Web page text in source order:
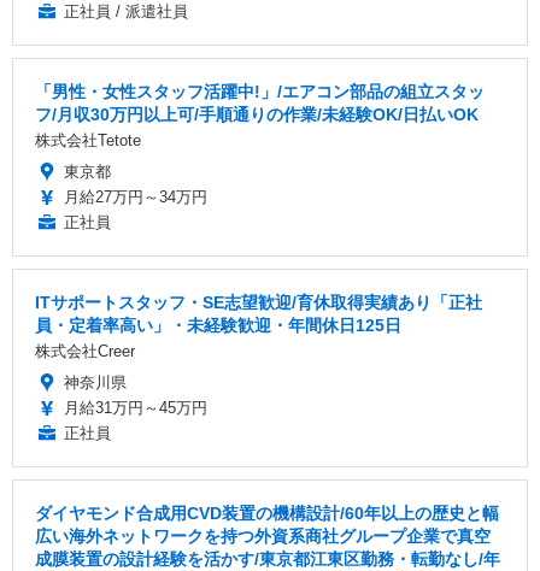
正社員 / 派遣社員
「男性・女性スタッフ活躍中!」/エアコン部品の組立スタッ
フ/月収30万円以上可/手順通りの作業/未経験OK/日払いOK
株式会社Tetote
東京都
月給27万円～34万円
正社員
ITサポートスタッフ・SE志望歓迎/育休取得実績あり「正社
員・定着率高い」・未経験歓迎・年間休日125日
株式会社Creer
神奈川県
月給31万円～45万円
正社員
ダイヤモンド合成用CVD装置の機構設計/60年以上の歴史と幅
広い海外ネットワークを持つ外資系商社グループ企業で真空
成膜装置の設計経験を活かす/東京都江東区勤務・転勤なし/年